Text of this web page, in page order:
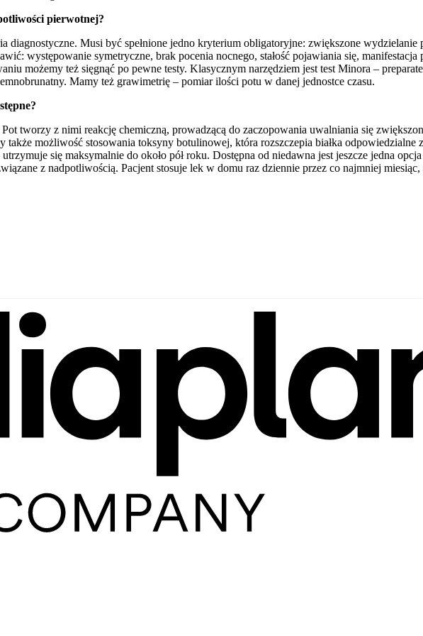
pierwotnej?
diagnostyczne. Musi być spełnione jedno kryterium obligatoryjne: zwiększone wydzielanie
występowanie symetryczne, brak pocenia nocnego, stałość pojawiania się,
możemy też sięgnąć po pewne testy. Klasycznym narzędziem jest test Minora –
Mamy też grawimetrię – pomiar ilości potu w danej jednostce czasu.
tworzy z nimi reakcję chemiczną, prowadzącą do zaczopowania uwalniania się
możliwość stosowania toksyny botulinowej, która rozszczepia białka odpowiedzialne
się maksymalnie do około pół roku. Dostępna od niedawna jest jeszcze jedna
z nadpotliwością. Pacjent stosuje lek w domu raz dziennie przez co najmniej